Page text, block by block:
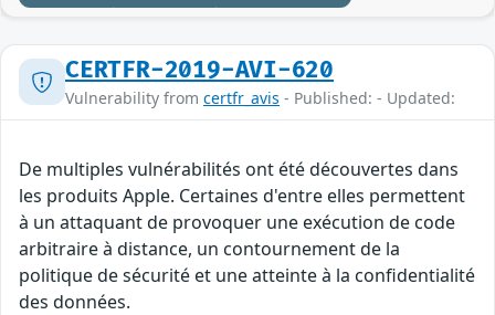
CERTFR-2019-AVI-620
Vulnerability from certfr_avis - Published: - Updated:
De multiples vulnérabilités ont été découvertes dans
les produits Apple. Certaines d'entre elles permettent
à un attaquant de provoquer une exécution de code
arbitraire à distance, un contournement de la
politique de sécurité et une atteinte à la confidentialité
des données.